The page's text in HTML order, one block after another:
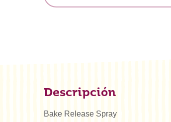
Descripción
Bake Release Spray